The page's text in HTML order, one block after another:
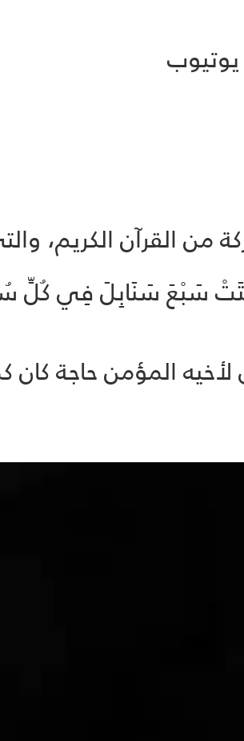
من القرآن الكريم،
سَبْعَ سَنَابِلَ فِي كُلِّ
المؤمن حاجة كان